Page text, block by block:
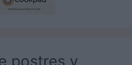
postres y